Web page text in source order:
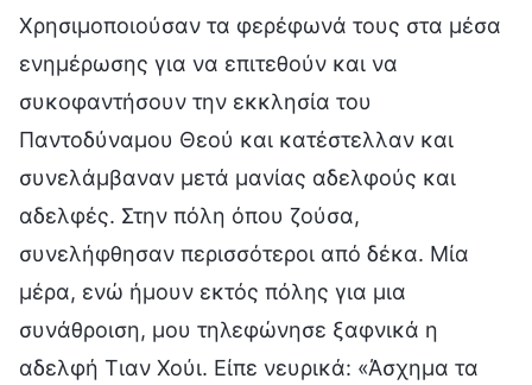
Χρησιμοποιούσαν τα φερέφωνά τους στα μέσα
ενημέρωσης για να επιτεθούν και να
συκοφαντήσουν την εκκλησία του
Παντοδύναμου Θεού και κατέστελλαν και
συνελάμβαναν μετά μανίας αδελφούς και
αδελφές. Στην πόλη όπου ζούσα,
συνελήφθησαν περισσότεροι από δέκα. Μία
μέρα, ενώ ήμουν εκτός πόλης για μια
συνάθροιση, μου τηλεφώνησε ξαφνικά η
αδελφή Τιαν Χούι. Είπε νευρικά: «Άσχημα τα